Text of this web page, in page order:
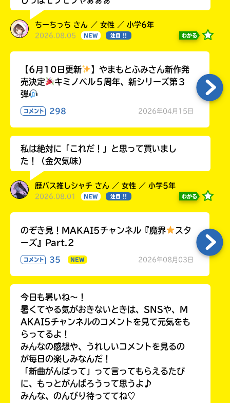
ちーちっち さん ／ 女性 ／ 小学6年
2026.08.05 NEW 注目 !! わかる
【6月10日更新
】やまもとふみさん新作発
売決定
キミノベル５周年、新シリーズ第３
弾
コメント 298 2026年04月15日
私は絶対に「これだ！」と思って買いまし
た！（金欠気味）
歴バス推しシャチ さん ／ 女性 ／ 小学5年
2026.08.01 NEW 注目 !! わかる
のぞき見！MAKAI5チャンネル『魔界
スタ
ーズ』Part.2
コメント 35 NEW 2026年08月03日
今日も暑いね〜！
暑くてやる気がおきないときは、SNSや、M
AKAI5チャンネルのコメントを見て元気をも
らってるよ！
みんなの感想や、うれしいコメントを見るの
が毎日の楽しみなんだ！
「新曲がんばって」って言ってもらえるたび
に、もっとがんばろうって思うよ♪
みんな、のんびり待っててね♡